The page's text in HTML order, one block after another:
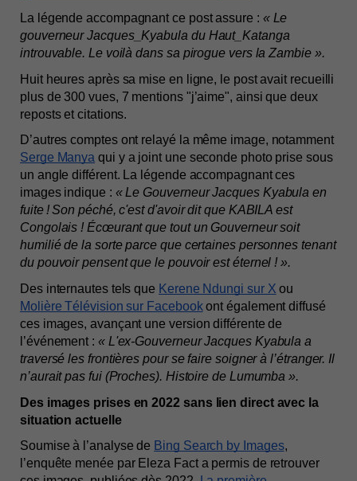
La légende accompagnant ce post assure : « Le
gouverneur Jacques_Kyabula du Haut_Katanga
introuvable. Le voilà dans sa pirogue vers la Zambie ».
Huit heures après sa mise en ligne, le post avait recueilli
plus de 300 vues, 7 mentions "j’aime", ainsi que deux
reposts et citations.
D’autres comptes ont relayé la même image, notamment
Serge Manya qui y a joint une seconde photo prise sous
un angle différent. La légende accompagnant ces
images indique : « Le Gouverneur Jacques Kyabula en
fuite ! Son péché, c'est d'avoir dit que KABILA est
Congolais ! Écœurant que tout un Gouverneur soit
humilié de la sorte parce que certaines personnes tenant
du pouvoir pensent que le pouvoir est éternel ! ».
Des internautes tels que Kerene Ndungi sur X
Molière Télévision sur Facebook ont également diffusé
ces images, avançant une version différente de
l’événement : « L'ex-Gouverneur Jacques Kyabula a
traversé les frontières pour se faire soigner à l’étranger. Il
n’aurait pas fui (Proches). Histoire de Lumumba ».
Des images prises en 2022 sans lien direct avec la
situation actuelle
Soumise à l’analyse de Bing Search by Images,
l’enquête menée par Eleza Fact a permis de retrouver